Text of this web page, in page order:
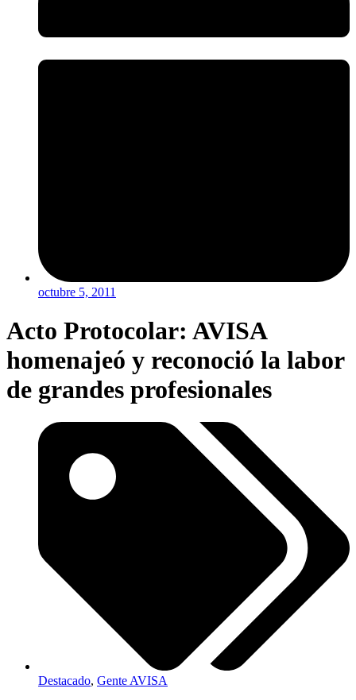
octubre 5, 2011
Acto Protocolar: AVISA
homenajeó y reconoció la labor
de grandes profesionales
Destacado, Gente AVISA